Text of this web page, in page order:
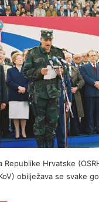
Republike Hrvatske
obilježava se svake